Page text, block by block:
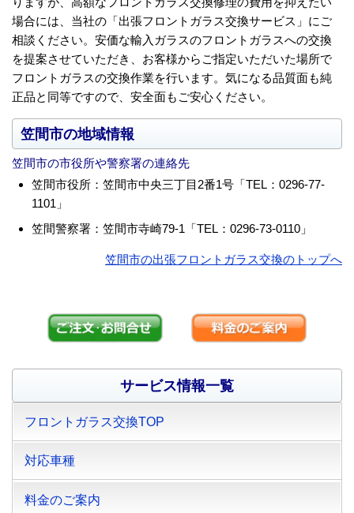
場合には、当社の「出張フロントガラス交換サービス」にご
相談ください。安価な輸入ガラスのフロントガラスへの交換
を提案させていただき、お客様からご指定いただいた場所で
フロントガラスの交換作業を行います。気になる品質面も純
正品と同等ですので、安全面もご安心ください。
笠間市の地域情報
笠間市の市役所や警察署の連絡先
笠間市役所：笠間市中央三丁目2番1号「TEL：0296-77-
1101」
笠間警察署：笠間市寺崎79-1「TEL：0296-73-0110」
笠間市の出張フロントガラス交換のトップへ
サービス情報一覧
フロントガラス交換TOP
対応車種
料金のご案内